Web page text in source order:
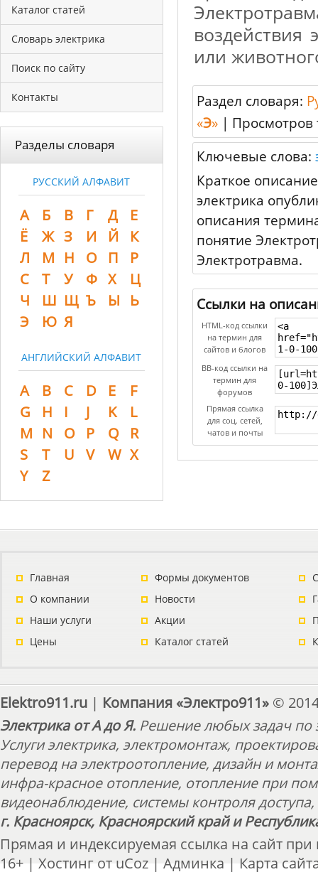
Каталог статей
Словарь электрика
Поиск по сайту
Контакты
Разделы словаря
РУССКИЙ АЛФАВИТ
А Б В Г Д
Е
Ё
Ж З И Й
К
Л
М Н О П
Р
С
Т У Ф Х
Ц
Ч
Ш Щ Ъ Ы
Ь
Э
Ю Я
АНГЛИЙСКИЙ АЛФАВИТ
A B C D E
F
G
H I J K
L
M N O P Q
R
S
T U V W X
Y
Z
воздействия
или
Раздел словаря:
«Э» |
Ключевые слова:
Краткое
электрика
описания
понятие
Электротравма.
Ссылки на
HTML-код ссылки
на термин для
сайтов и блогов
BB-код ссылки на
термин для
форумов
Прямая ссылка
для соц. сетей,
чатов и почты
Главная
О компании
Наши услуги
Цены
Формы документов
Новости
Акции
Каталог статей
Elektro911.ru | Компания «Электро911» ©
Электрика от А до Я. Решение любых задач по
Услуги электрика, электромонтаж,
перевод на электроотопление, дизайн и
инфра-красное отопление, отопление при
видеонаблюдение, системы контроля
г. Красноярск, Красноярский край и
Прямая и индексируемая ссылка на сайт
16+ | Хостинг от uCoz | Админка | Карта